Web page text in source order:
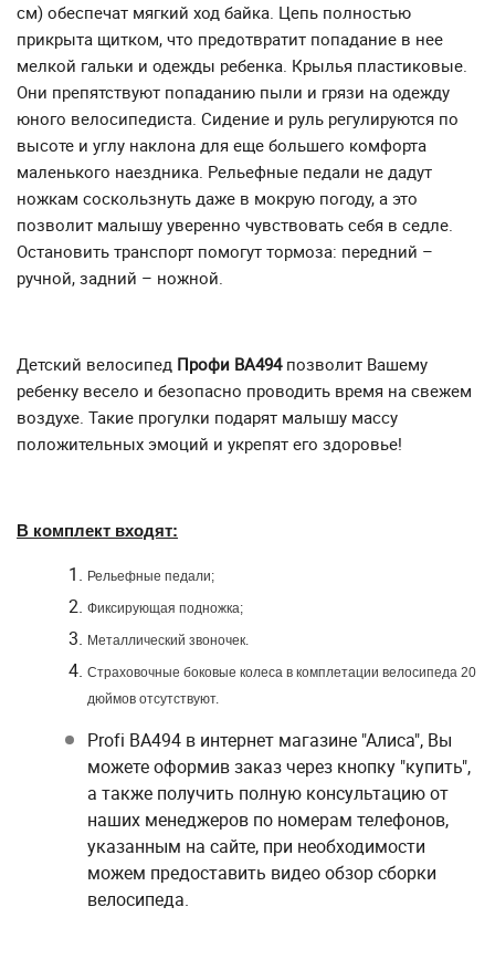
см) обеспечат мягкий ход байка. Цепь полностью
прикрыта щитком, что предотвратит попадание в нее
мелкой гальки и одежды ребенка. Крылья пластиковые.
Они препятствуют попаданию пыли и грязи на одежду
юного велосипедиста. Сидение и руль регулируются по
высоте и углу наклона для еще большего комфорта
маленького наездника. Рельефные педали не дадут
ножкам соскользнуть даже в мокрую погоду, а это
позволит малышу уверенно чувствовать себя в седле.
Остановить транспорт помогут тормоза: передний –
ручной, задний – ножной.
Детский велосипед Профи ВА494позволит Вашему
ребенку весело и безопасно проводить время на свежем
воздухе. Такие прогулки подарят малышу массу
положительных эмоций и укрепят его здоровье!
В комплект входят:
Рельефные педали;
Фиксирующая подножка;
Металлический звоночек.
Страховочные боковые колеса в комплетации велосипеда 20
дюймов отсутствуют.
Profi ВА494 в интернет магазине "Алиса", Вы
можете оформив заказ через кнопку "купить",
а также получить полную консультацию от
наших менеджеров по номерам телефонов,
указанным на сайте, при необходимости
можем предоставить видео обзор сборки
велосипеда.